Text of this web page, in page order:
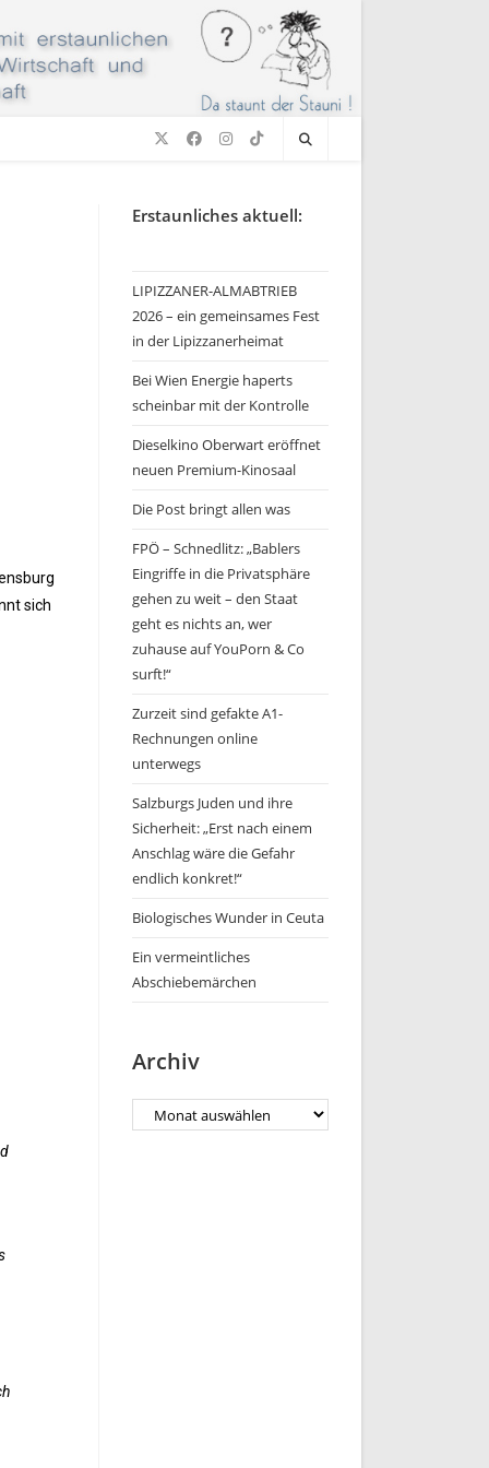
sich
Erstaunliches aktuell:
LIPIZZANER-ALMABTRIEB
2026 – ein gemeinsames Fest
in der Lipizzanerheimat
Bei Wien Energie haperts
scheinbar mit der Kontrolle
Dieselkino Oberwart eröffnet
neuen Premium-Kinosaal
Die Post bringt allen was
FPÖ – Schnedlitz: „Bablers
Eingriffe in die Privatsphäre
gehen zu weit – den Staat
geht es nichts an, wer
zuhause auf YouPorn & Co
surft!“
Zurzeit sind gefakte A1-
Rechnungen online
unterwegs
Salzburgs Juden und ihre
Sicherheit: „Erst nach einem
Anschlag wäre die Gefahr
endlich konkret!“
Biologisches Wunder in Ceuta
Ein vermeintliches
Abschiebemärchen
Archiv